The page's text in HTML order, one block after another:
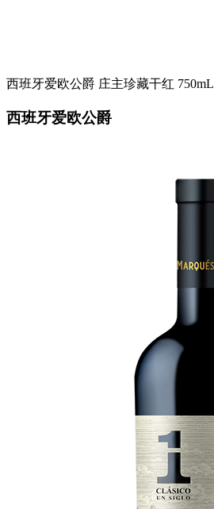
西班牙爱欧公爵 庄主珍藏干红 750mL
西班牙爱欧公爵